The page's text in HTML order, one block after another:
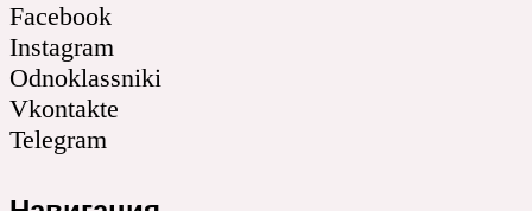
Facebook
Instagram
Odnoklassniki
Vkontakte
Telegram